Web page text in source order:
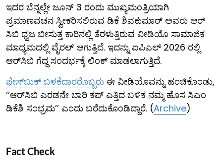
ಇದರ ಬೆನ್ನಲ್ಲೇ ಜೂನ್ 3 ರಂದು ಮುಖ್ಯಮಂತ್ರಿಯಾಗಿ
ಪ್ರಮಾಣವಚನ ಸ್ವೀಕರಿಸಲಿರುವ ಡಿಕೆ ಶಿವಕುಮಾರ್ ಅವರು ಆರ್​
ಸಿಬಿ ಧ್ವಜ ಬೀಸುತ್ತ ಕಾರಿನಲ್ಲಿ ತೆರಳುತ್ತಿರುವ ವೀಡಿಯೊ ಸಾಮಾಜಿಕ
ಮಾಧ್ಯಮದಲ್ಲಿ ವೈರಲ್ ಆಗುತ್ತಿದೆ. ಇದನ್ನು ಐಪಿಎಲ್ 2026 ರಲ್ಲಿ
ಆರ್​ಸಿಬಿ ಗೆದ್ದ ಸಂದರ್ಭಕ್ಕೆ ಲಿಂಕ್ ಮಾಡಲಾಗುತ್ತಿದೆ.
ಫೇಸ್​ಬುಕ್ ಬಳಕೆದಾರರೊಬ್ಬರು ಈ ವೀಡಿಯೊವನ್ನು ಹಂಚಿಕೊಂಡು,
‘‘ಆರ್​ಸಿಬಿ ಎರಡನೇ ಬಾರಿ ಕಪ್ ಎತ್ತಿದ ಬಳಿಕ ನಮ್ಮ ಹೊಸ ಸಿಎಂ
ಡಿಕೆಶಿ ಸಂಭ್ರಮ’’ ಎಂದು ಬರೆದುಕೊಂಡಿದ್ದಾರೆ. (Archive)
Fact Check